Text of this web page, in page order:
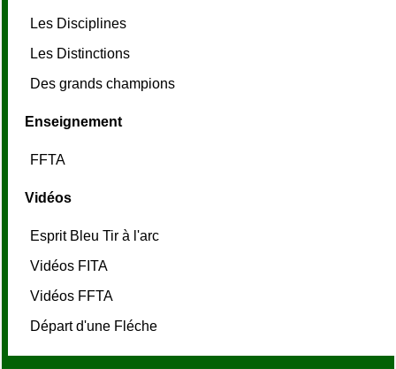
Les Disciplines
Les Distinctions
Des grands champions
Enseignement
FFTA
Vidéos
Esprit Bleu Tir à l'arc
Vidéos FITA
Vidéos FFTA
Départ d'une Fléche